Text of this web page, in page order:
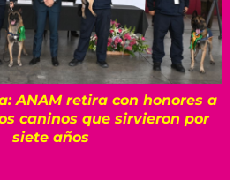
ANAM retira con honores a
caninos que sirvieron por
siete años